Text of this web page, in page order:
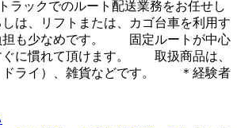
ラックでのルート配送業務をお任せし
、リフトまたは、カゴ台車を利用す
も少なめです。 固定ルートが中心
ぐに慣れて頂けます。 取扱商品は、
ドライ）、雑貨などです。 ＊経験者